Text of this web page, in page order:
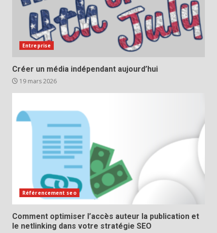
Entreprise
Créer un média indépendant aujourd’hui
19 mars 2026
Référencement seo
Comment optimiser l’accès auteur la publication et
le netlinking dans votre stratégie SEO